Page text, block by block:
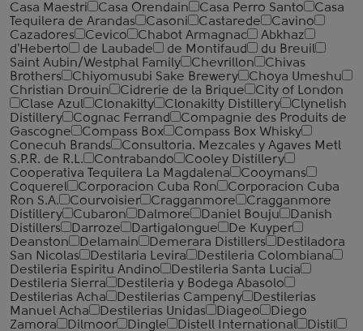
Casa Maestri
Casa Orendain Casa Perro Santo
Casa
Tequilera de Arandas
Casoni Castarede
Cavino
Cazadores
Cevico Chabot Armagnac
Abkhaz
d'Heberto
de Laubade de Montifaud
du Breuil
Saint Aubin/Westphal Family
Chevrillon
Chivas
Brothers
Chiyomusubi Sake Brewery
Choya Umeshu
Christian Drouin
Cidrerie de la Brique
City of London
Clase Azul
Clonakilty Clonakilty Distillery
Clynelish
Distillery
Cognac Ferrand
Compagnie des Produits de
Gascogne
Compass Box
Compass Box Whisky
Conecuh Brands
Consultoria. Mezcales y Agaves Metl
S.P.R. de R.L.
Contrabando
Cooley Distillery
Cooperativa Tequilera La Magdalena
Cooymans
Coquerel
Corporacion Cuba Ron
Corporacion Cuba
Ron S.A.
Courvoisier Cragganmore
Cragganmore
Distillery
Cubaron Dalmore Daniel Bouju
Danish
Distillers
Darroze Dartigalongue
De Kuyper
Deanston
Delamain Demerara Distillers
Destiladora
San Nicolas
Destilaria Levira
Destileria Colombiana
Destileria Espiritu Andino
Destileria Santa Lucia
Destileria Sierra
Destileria y Bodega Abasolo
Destilerias Acha
Destilerias Campeny
Destilerias
Manuel Acha
Destilerias Unidas Diageo
Diego
Zamora
Dilmoor Dingle Distell International
Distil